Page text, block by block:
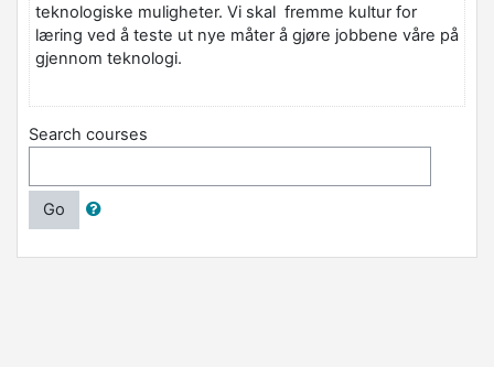
teknologiske muligheter. Vi skal fremme kultur for
læring ved å teste ut nye måter å gjøre jobbene våre på
gjennom teknologi.
Search courses
Go